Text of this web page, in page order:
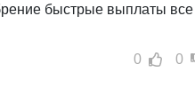
быстрые выплаты все
0 0